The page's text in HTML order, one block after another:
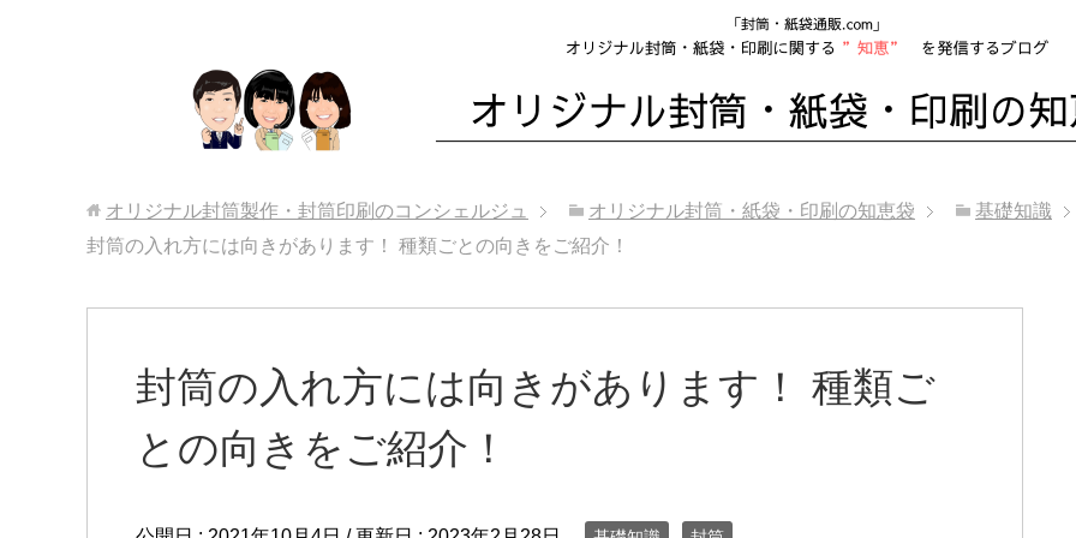
オリジナル封筒製作・封筒印刷のコンシェルジュ オリジナル封筒・紙袋・印刷の知恵袋
基礎知識
封筒の入れ方には向きがあります！ 種類ごとの向きをご紹介！
封筒の入れ方には向きがあります！ 種類ご
との向きをご紹介！